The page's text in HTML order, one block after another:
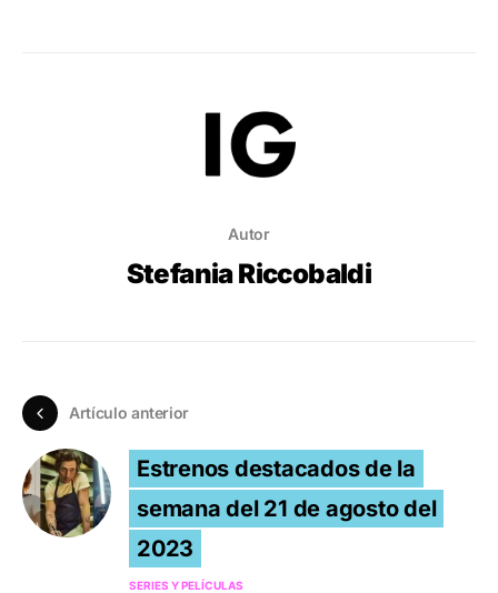
Autor
Stefania Riccobaldi
Artículo anterior
Estrenos destacados de la
semana del 21 de agosto del
2023
SERIES Y PELÍCULAS